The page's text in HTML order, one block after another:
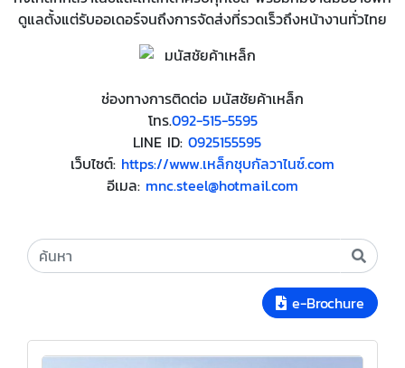
ดูแลตั้งแต่รับออเดอร์จนถึงการจัดส่งที่รวดเร็วถึงหน้างานทั่วไทย
ช่องทางการติดต่อ มนัสชัยค้าเหล็ก
โทร.092-515-5595
LINE ID: 0925155595
เว็บไซต์: https://www.เหล็กชุบกัลวาไนซ์.com
อีเมล: mnc.steel@hotmail.com
e-Brochure